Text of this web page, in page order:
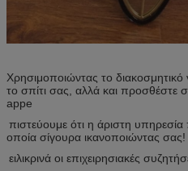
Χρησιμοποιώντας το
το σπίτι σας, αλλά και προσθέστε
appe
πιστεύουμε ότι η άριστη υπηρεσία
οποία σίγουρα ικανοποιώντας σας!
ειλικρινά οι επιχειρησιακές